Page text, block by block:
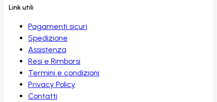
Link utili
Pagamenti sicuri
Spedizione
Assistenza
Resi e Rimborsi
Termini e condizioni
Privacy Policy
Contatti